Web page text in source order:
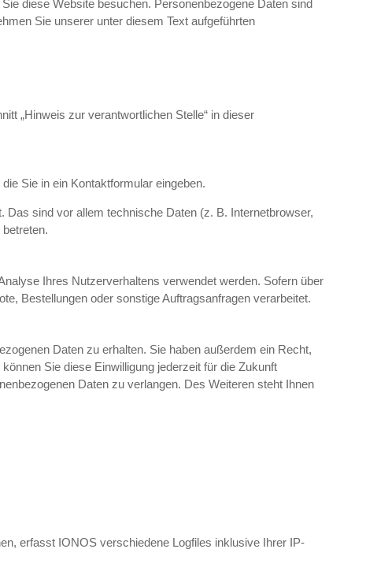
diese Website besuchen. Personenbezogene Daten sind
Sie unserer unter diesem Text aufgeführten
„Hinweis zur verantwortlichen Stelle“ in dieser
Sie in ein Kontaktformular eingeben.
sind vor allem technische Daten (z. B. Internetbrowser,
Ihres Nutzerverhaltens verwendet werden. Sofern über
Bestellungen oder sonstige Auftragsanfragen verarbeitet.
Daten zu erhalten. Sie haben außerdem ein Recht,
Sie diese Einwilligung jederzeit für die Zukunft
Daten zu verlangen. Des Weiteren steht Ihnen
erfasst IONOS verschiedene Logfiles inklusive Ihrer IP-